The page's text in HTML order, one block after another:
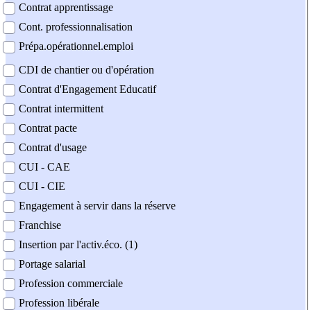
Contrat apprentissage
Cont. professionnalisation
Prépa.opérationnel.emploi
CDI de chantier ou d'opération
Contrat d'Engagement Educatif
Contrat intermittent
Contrat pacte
Contrat d'usage
CUI - CAE
CUI - CIE
Engagement à servir dans la réserve
Franchise
Insertion par l'activ.éco. (1)
Portage salarial
Profession commerciale
Profession libérale